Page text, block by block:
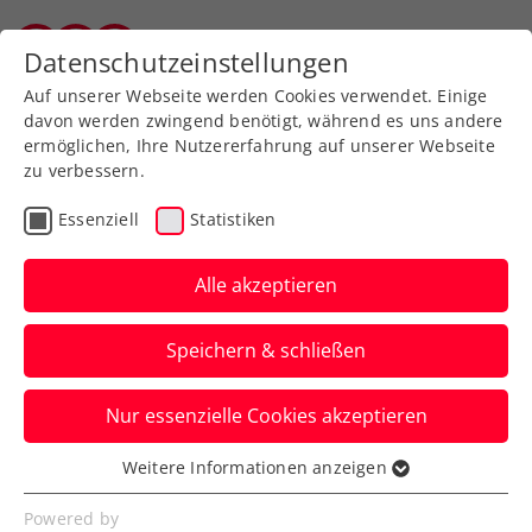
Zurück zur Newsübersicht
WTA
Auch Kraus muss sich
Eingriff am Handgelenk
unterziehen
Bei Österreichs neuer Nummer eins ist
allerdings immerhin nicht die Schlaghand
betroffen.
Verfasst von: Manuel Wachta, 29.05.2024
Datenschutzeinstellungen
Auf unserer Webseite werden Cookies verwendet. Einige
davon werden zwingend benötigt, während es uns andere
ermöglichen, Ihre Nutzererfahrung auf unserer Webseite
zu verbessern.
Essenziell Statistiken
Alle akzeptieren
Speichern & schließen
Nur essenzielle Cookies akzeptieren
Essenziell
Essenzielle Cookies werden für grundlegende
Weitere Informationen anzeigen
Powered by